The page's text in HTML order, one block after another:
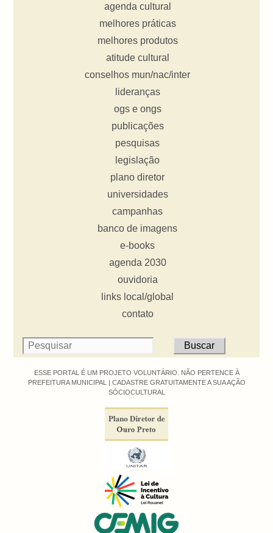
agenda cultural
melhores práticas
melhores produtos
atitude cultural
conselhos mun/nac/inter
lideranças
ogs e ongs
publicações
pesquisas
legislação
plano diretor
universidades
campanhas
banco de imagens
e-books
agenda 2030
ouvidoria
links local/global
contato
ESSE PORTAL É UM PROJETO VOLUNTÁRIO. NÃO PERTENCE À
PREFEITURA MUNICIPAL | CADASTRE GRATUITAMENTE A SUA AÇÃO
SÓCIOCULTURAL